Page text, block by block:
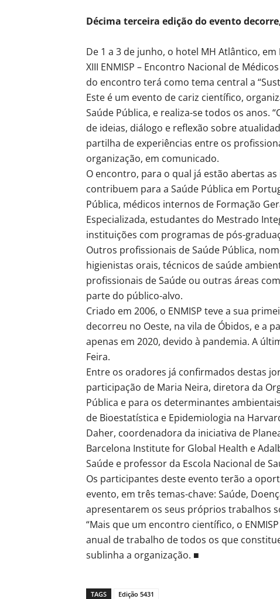
Décima terceira edição do evento
De 1 a 3 de junho, o hotel MH Atlântico,
XIII ENMISP – Encontro Nacional de
do encontro terá como tema central a
Este é um evento de cariz científico,
Saúde Pública, e realiza-se todos os anos.
de ideias, diálogo e reflexão sobre
partilha de experiências entre os
organização, em comunicado.
O encontro, para o qual já estão abertas
contribuem para a Saúde Pública em
Pública, médicos internos de Formação
Especializada, estudantes do Mestrado
instituições com programas de pós-
Outros profissionais de Saúde Pública,
higienistas orais, técnicos de saúde
profissionais de Saúde ou outras áreas
parte do público-alvo.
Criado em 2006, o ENMISP teve a sua
decorreu no Oeste, na vila de Óbidos, e a
apenas em 2020, devido à pandemia. A
Feira.
Entre os oradores já confirmados destas
participação de Maria Neira, diretora da
Pública e para os determinantes
de Bioestatística e Epidemiologia na
Daher, coordenadora da iniciativa de
Barcelona Institute for Global Health e
Saúde e professor da Escola Nacional de
Os participantes deste evento terão a
evento, em três temas-chave: Saúde,
apresentarem os seus próprios trabalhos
“Mais que um encontro científico, o
anual de trabalho de todos os que
sublinha a organização. ■
TAGS Edição 5431